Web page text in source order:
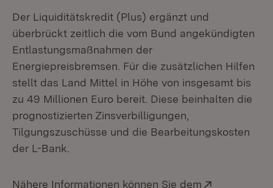
Der Liquiditätskredit (Plus) ergänzt und
überbrückt zeitlich die vom Bund angekündigten
Entlastungsmaßnahmen der
Energiepreisbremsen. Für die zusätzlichen Hilfen
stellt das Land Mittel in Höhe von insgesamt bis
zu 49 Millionen Euro bereit. Diese beinhalten die
prognostizierten Zinsverbilligungen,
Tilgungszuschüsse und die Bearbeitungskosten
der L-Bank.
Nähere Informationen können Sie dem